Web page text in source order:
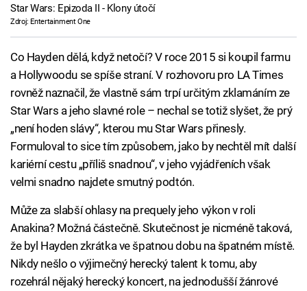
Star Wars: Epizoda II - Klony útočí
Zdroj: Entertainment One
Co Hayden dělá, když netočí? V roce 2015 si koupil farmu
a Hollywoodu se spíše straní. V rozhovoru pro LA Times
rovněž naznačil, že vlastně sám trpí určitým zklamáním ze
Star Wars a jeho slavné role – nechal se totiž slyšet, že prý
„není hoden slávy“, kterou mu Star Wars přinesly.
Formuloval to sice tím způsobem, jako by nechtěl mít další
kariérní cestu „příliš snadnou“, v jeho vyjádřeních však
velmi snadno najdete smutný podtón.
Může za slabší ohlasy na prequely jeho výkon v roli
Anakina? Možná částečně. Skutečnost je nicméně taková,
že byl Hayden zkrátka ve špatnou dobu na špatném místě.
Nikdy nešlo o výjimečný herecký talent k tomu, aby
rozehrál nějaký herecký koncert, na jednodušší žánrové